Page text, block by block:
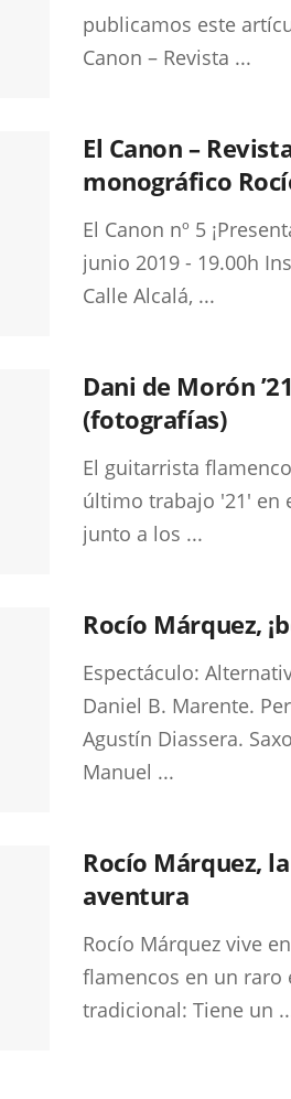
publicamos este
Canon – Revista ...
El Canon –
monográfico
El Canon nº 5
junio 2019 - 19.00h
Calle Alcalá, ...
Dani de Morón
(fotografías)
El guitarrista
último trabajo '21' en
junto a los ...
Rocío Márquez,
Espectáculo:
Daniel B. Marente.
Agustín Diassera.
Manuel ...
Rocío Márquez,
aventura
Rocío Márquez vive
flamencos en un
tradicional: Tiene un